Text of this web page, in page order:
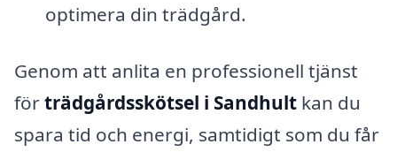
optimera din trädgård.
Genom att anlita en professionell tjänst
förträdgårdsskötsel i Sandhult kan du
spara tid och energi, samtidigt som du får